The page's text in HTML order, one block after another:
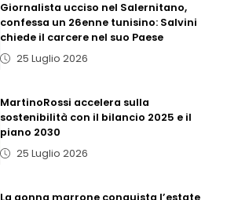
Giornalista ucciso nel Salernitano,
confessa un 26enne tunisino: Salvini
chiede il carcere nel suo Paese
25 Luglio 2026
MartinoRossi accelera sulla
sostenibilità con il bilancio 2025 e il
piano 2030
25 Luglio 2026